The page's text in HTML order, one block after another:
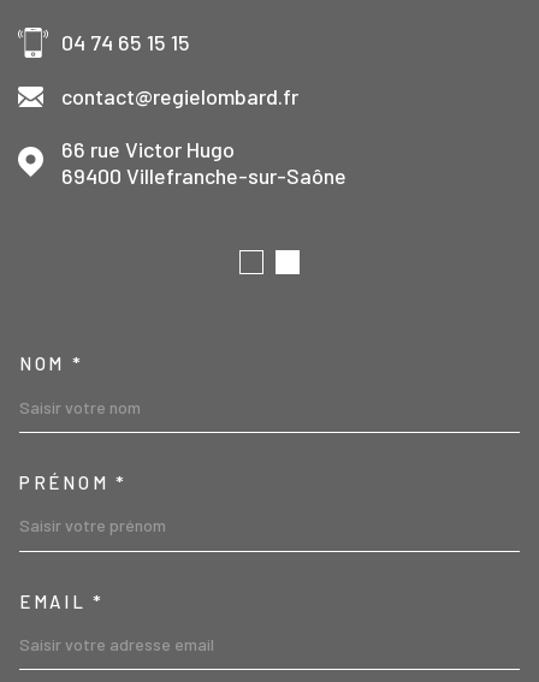
04 74 65 15 15
contact@regielombard.fr
66 rue Victor Hugo
69400
Villefranche-sur-Saône
NOM *
PRÉNOM *
EMAIL *